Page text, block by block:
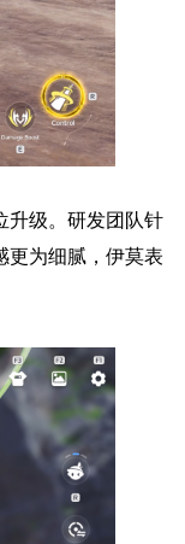
升级。研发团队针
更为细腻，伊莫表